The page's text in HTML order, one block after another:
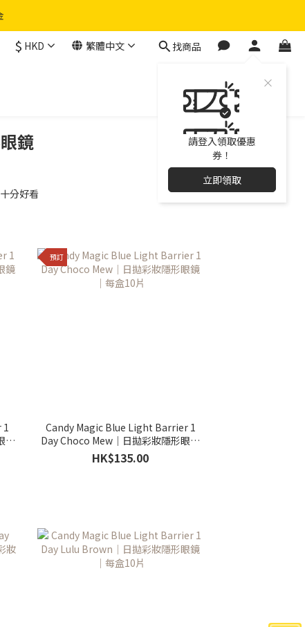
$ HKD 繁體中文 找商品
請登入領取優惠
券！
立即領取
鏡
分好看
鏡
預訂
Candy Magic Blue Light Barrier 1
Day Choco Mew｜日拋彩妝隱形眼鏡
｜每盒10片
HK$135.00